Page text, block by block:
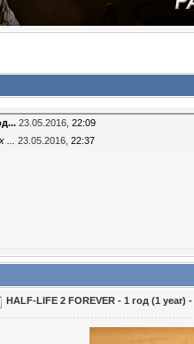
23.05.2016, 22:09
... 23.05.2016, 22:37
HALF-LIFE 2 FOREVER - 1 год (1 year) -